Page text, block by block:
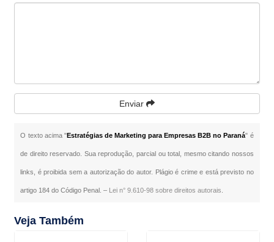
Enviar
O texto acima "Estratégias de Marketing para Empresas B2B no Paraná" é
de direito reservado. Sua reprodução, parcial ou total, mesmo citando nossos
links, é proibida sem a autorização do autor. Plágio é crime e está previsto no
artigo 184 do Código Penal. – Lei n° 9.610-98 sobre direitos autorais
Veja Também